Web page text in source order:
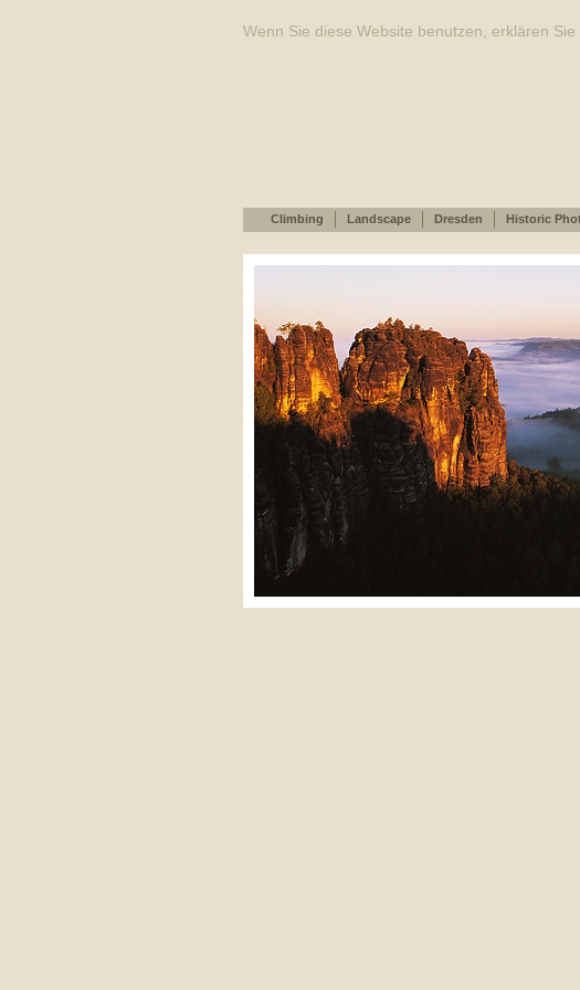
Wenn Sie diese Website benutzen, erklären
Climbing Landscape Dresden Historic